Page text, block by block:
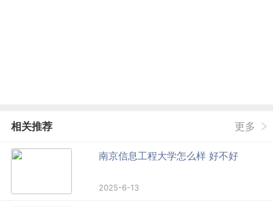
相关推荐 更多
南京信息工程大学怎么样 好不好
2025-6-13